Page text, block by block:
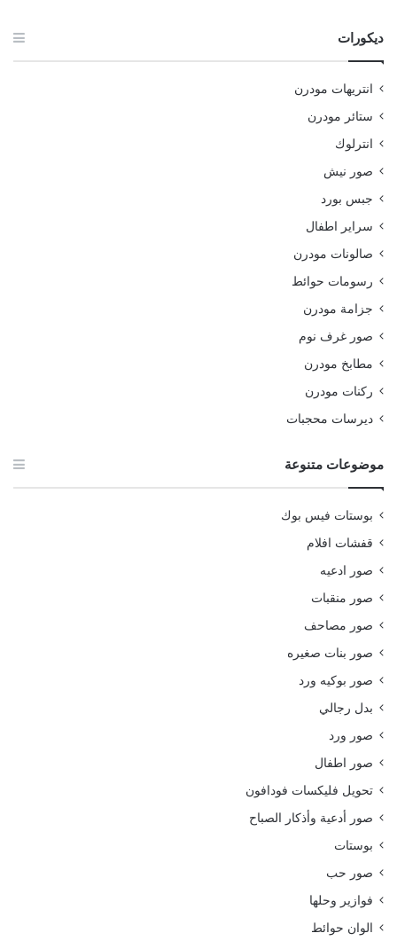
ديكورات
انتريهات مودرن
ستائر مودرن
انترلوك
صور نيش
جبس بورد
سراير اطفال
صالونات مودرن
رسومات حوائط
جزامة مودرن
صور غرف نوم
مطابخ مودرن
ركنات مودرن
ديرسات محجبات
موضوعات متنوعة
بوستات فيس بوك
قفشات افلام
صور ادعيه
صور منقبات
صور مصاحف
صور بنات صغيره
صور بوكيه ورد
بدل رجالي
صور ورد
صور اطفال
تحويل فليكسات فودافون
صور أدعية وأذكار الصباح
بوستات
صور حب
فوازير وحلها
الوان حوائط